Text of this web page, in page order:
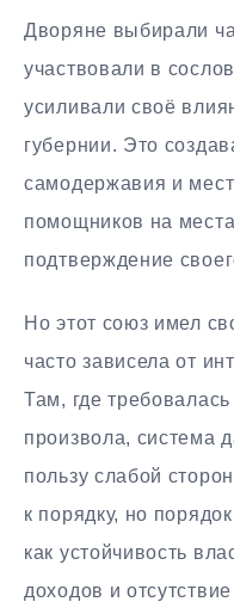
Дворяне выбирали
участвовали в
усиливали своё
губернии. Это
самодержавия и
помощников на
подтверждение
Но этот союз имел
часто зависела от
Там, где
произвола, система
пользу слабой
к порядку, но
как устойчивость
доходов и